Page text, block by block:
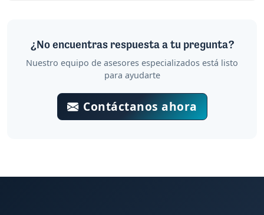
¿No encuentras respuesta a tu pregunta?
Nuestro equipo de asesores especializados está listo
para ayudarte
Contáctanos ahora